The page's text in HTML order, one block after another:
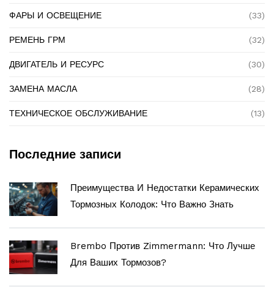
ФАРЫ И ОСВЕЩЕНИЕ (33)
РЕМЕНЬ ГРМ (32)
ДВИГАТЕЛЬ И РЕСУРС (30)
ЗАМЕНА МАСЛА (28)
ТЕХНИЧЕСКОЕ ОБСЛУЖИВАНИЕ (13)
Последние записи
Преимущества И Недостатки Керамических
Тормозных Колодок: Что Важно Знать
Brembo Против Zimmermann: Что Лучше
Для Ваших Тормозов?